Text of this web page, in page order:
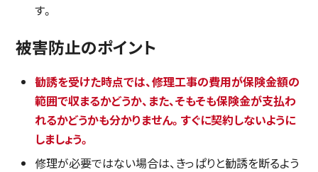
す。
被害防止のポイント
勧誘を受けた時点では、修理工事の費用が保険金額の
範囲で収まるかどうか、また、そもそも保険金が支払わ
れるかどうかも分かりません。すぐに契約しないように
しましょう。
修理が必要ではない場合は、きっぱりと勧誘を断るよう